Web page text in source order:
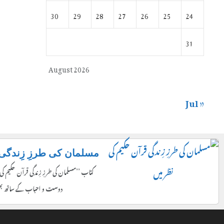
August 2026
24
25
26
27
28
29
30
31
« Jul
مسلمان کی طرزِ
کتاب ’’مسلمان کی طرزِ زِندگی قرآن حکیم
دوست و احباب کے ساتھ